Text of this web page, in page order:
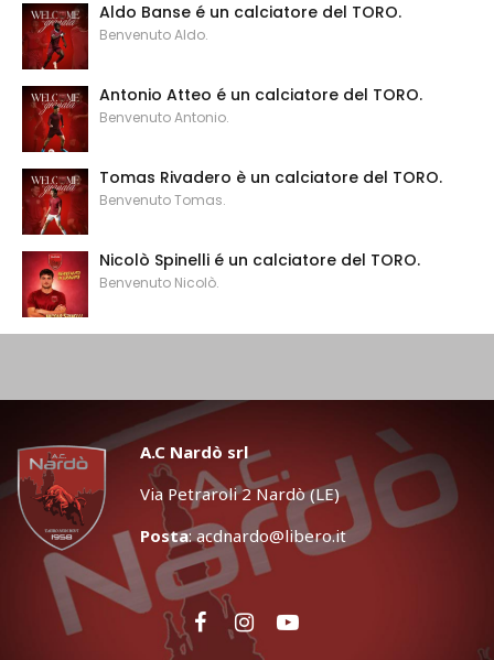
Aldo Banse é un calciatore del TORO.
Benvenuto Aldo.
Antonio Atteo é un calciatore del TORO.
Benvenuto Antonio.
Tomas Rivadero è un calciatore del TORO.
Benvenuto Tomas.
Nicolò Spinelli é un calciatore del TORO.
Benvenuto Nicolò.
A.C Nardò srl
Via Petraroli 2 Nardò (LE)
Posta:acdnardo@libero.it